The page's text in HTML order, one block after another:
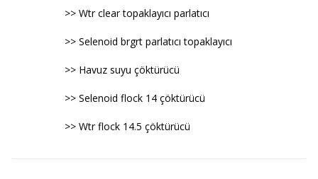
>> Wtr clear topaklayıcı parlatıcı
>> Selenoid brgrt parlatıcı topaklayıcı
>> Havuz suyu çöktürücü
>> Selenoid flock 14 çöktürücü
>> Wtr flock 14.5 çöktürücü